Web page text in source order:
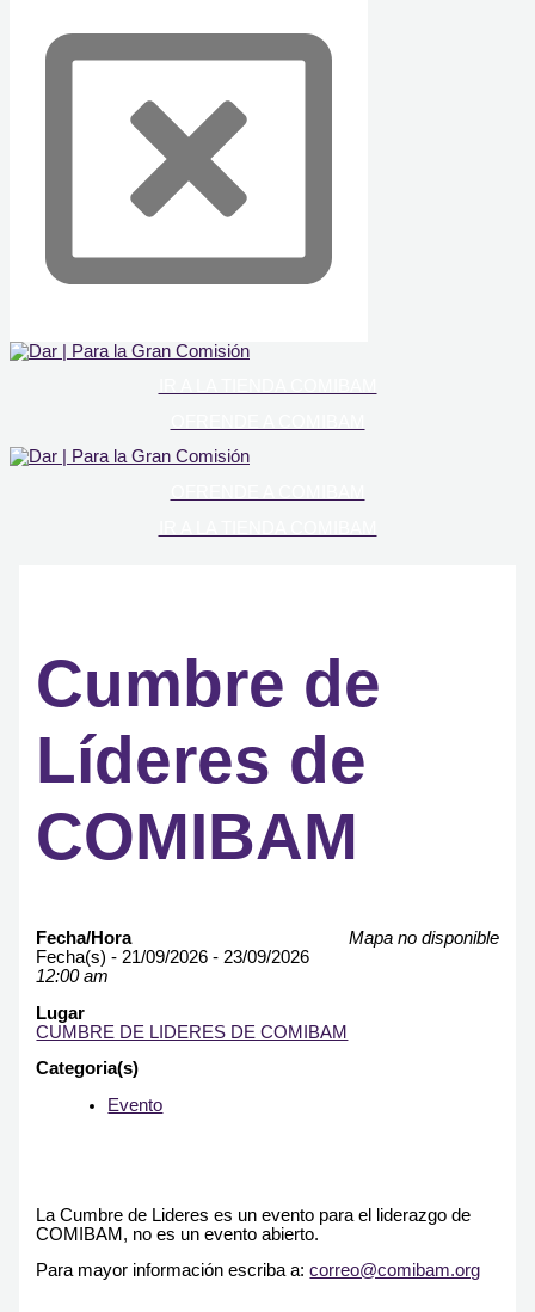
Cumbre de
Líderes de
COMIBAM
Mapa no disponible
Fecha/Hora
Fecha(s) - 21/09/2026 - 23/09/2026
12:00 am
Lugar
CUMBRE DE LIDERES DE COMIBAM
Categoria(s)
Evento
La Cumbre de Lideres es un evento para el liderazgo de
COMIBAM, no es un evento abierto.
Para mayor información escriba a:correo@comibam.org